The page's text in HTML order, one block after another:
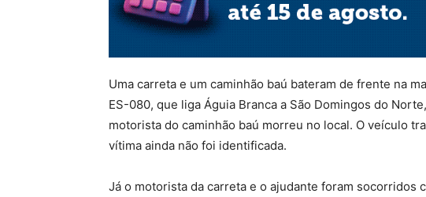
Uma carreta e um caminhão baú bateram de frente na
ES-080, que liga Águia Branca a São Domingos do
motorista do caminhão baú morreu no local. O veículo
vítima ainda não foi identificada.
Já o motorista da carreta e o ajudante foram socorridos